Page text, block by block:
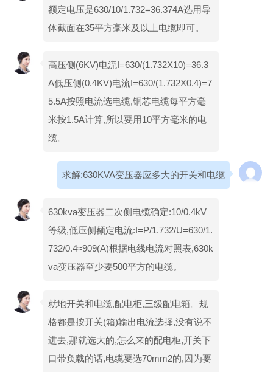
额定电压是630/10/1.732=36.374A选用导
体截面在35平方毫米及以上电缆即可。
高压侧(6KV)电流I=630/(1.732X10)=36.3
A低压侧(0.4KV)电流I=630/(1.732X0.4)=7
5.5A按照电流选电缆,铜芯电缆每平方毫
米按1.5A计算,所以要用10平方毫米的电
缆。
求解:630KVA变压器应多大的开关和电缆
630kva变压器二次侧电缆确定:10/0.4kV
等级,低压侧额定电流:I=P/1.732/U=630/1.
732/0.4≈909(A)根据电线电流对照表,630k
va变压器至少要500平方的电缆。
就地开关和电缆,配电柜,三级配电箱。规
格都是按开关(箱)输出电流选择,没有说不
进去,那就选大的,怎么来的配电柜,开关下
口带负载的话,电缆要选70mm2的,因为要